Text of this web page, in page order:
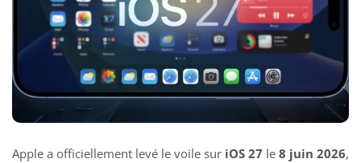
Apple a officiellement levé le voile sur iOS 27 le 8 juin 2026,